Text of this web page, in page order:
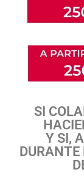
SI
Y SI,
DURANTE